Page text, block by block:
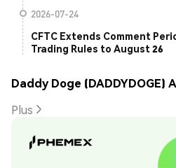
2026-07-24
CFTC Extends Comment
Trading Rules to August 26
Daddy Doge (DADDYDOGE)
Plus